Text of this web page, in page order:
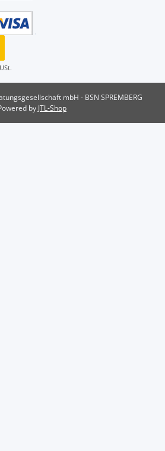
mbH - BSN SPREMBERG
by JTL-Shop